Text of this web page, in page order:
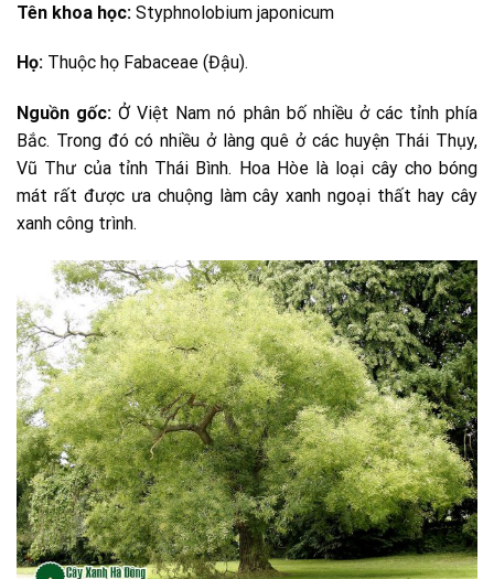
Tên khoa học: Styphnolobium japonicum
Họ: Thuộc họ Fabaceae (Đậu).
Nguồn gốc: Ở Việt Nam nó phân bố nhiều ở các tỉnh phía
Bắc. Trong đó có nhiều ở làng quê ở các huyện Thái Thụy,
Vũ Thư của tỉnh Thái Bình. Hoa Hòe là loại cây cho bóng
mát rất được ưa chuộng làm cây xanh ngoại thất hay cây
xanh công trình.